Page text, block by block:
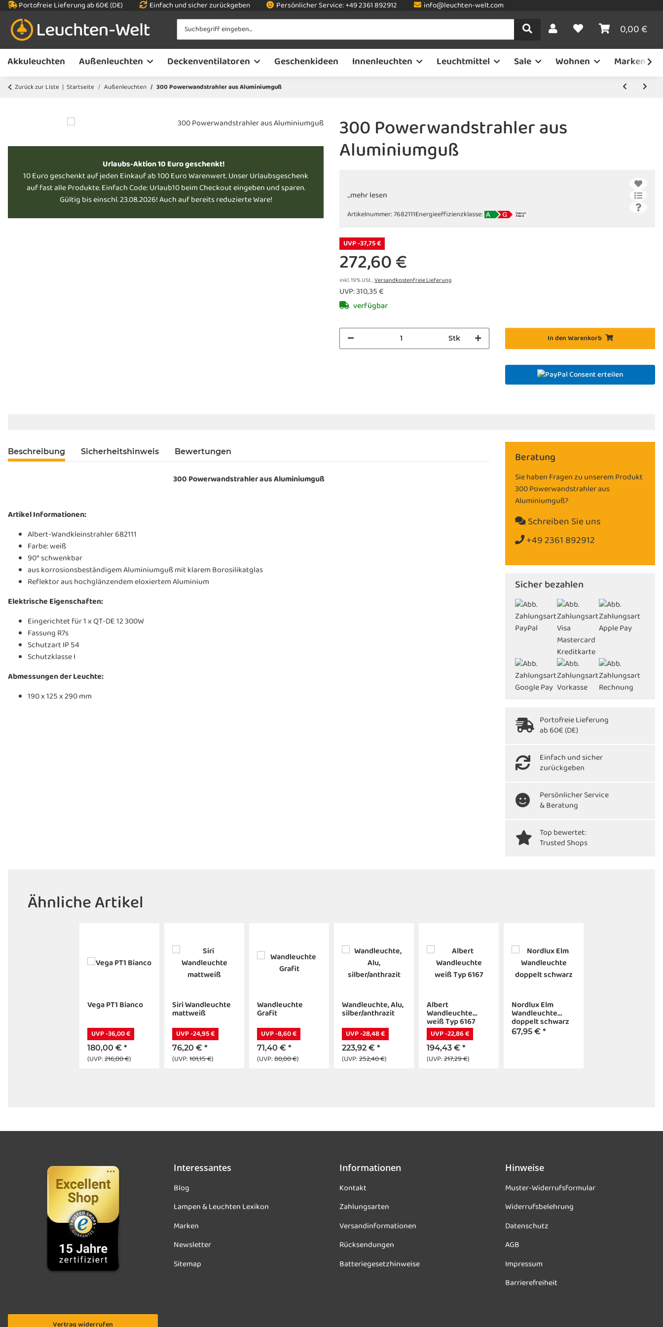
Portofreie Lieferung ab 60€ (DE) Einfach und sicher zurückgeben Persönlicher Service:+49 2361 892912 info@leuchten-welt.com
0,00 €
Akkuleuchten Außenleuchten Deckenventilatoren Geschenkideen Innenleuchten Leuchtmittel Sale Wohnen Marken
Zurück zur Liste Startseite Außenleuchten 300 Powerwandstrahler aus Aluminiumguß
Urlaubs-Aktion 10 Euro geschenkt!
10 Euro geschenkt auf jeden Einkauf ab 100 Euro Warenwert. Unser Urlaubsgeschenk
auf fast alle Produkte. Einfach Code: Urlaub10 beim Checkout eingeben und sparen.
Gültig bis einschl. 23.08.2026! Auch auf bereits reduzierte Ware!
300 Powerwandstrahler aus
Aluminiumguß
...mehr lesen
Artikelnummer:7682111Energieeffizienzklasse:
UVP -37,75 €
272,60 €
inkl. 19% USt. ,Versandkostenfreie Lieferung
UVP:310,35 €
verfügbar
Stk In den Warenkorb
Consent erteilen
Beschreibung Sicherheitshinweis Bewertungen
300 Powerwandstrahler aus Aluminiumguß
Artikel Informationen:
Albert-Wandkleinstrahler 682111
Farbe: weiß
90° schwenkbar
aus korrosionsbeständigem Aluminiumguß mit klarem Borosilikatglas
Reflektor aus hochglänzendem eloxiertem Aluminium
Elektrische Eigenschaften:
Eingerichtet für 1 x QT-DE 12 300W
Fassung R7s
Schutzart IP 54
Schutzklasse I
Abmessungen der Leuchte:
190 x 125 x 290 mm
Beratung
Sie haben Fragen zu unserem Produkt
300 Powerwandstrahler aus
Aluminiumguß?
Schreiben Sie uns
+49 2361 892912
Sicher bezahlen
Portofreie Lieferung
ab 60€ (DE)
Einfach und sicher
zurückgeben
Persönlicher Service
& Beratung
Top bewertet:
Trusted Shops
Ähnliche Artikel
Vega PT1 Bianco
UVP -36,00 €
180,00 € *
(UVP:216,00 €)
Siri Wandleuchte
mattweiß
UVP -24,95 €
76,20 € *
(UVP:101,15 €)
Wandleuchte
Grafit
UVP -8,60 €
71,40 € *
(UVP:80,00 €)
Wandleuchte, Alu,
silber/anthrazit
UVP -28,48 €
223,92 € *
(UVP:252,40 €)
Albert
Wandleuchte
weiß Typ 6167
UVP -22,86 €
194,43 € *
(UVP:217,29 €)
Nordlux Elm
Wandleuchte
doppelt schwarz
67,95 € *
Interessantes
Blog
Lampen & Leuchten Lexikon
Marken
Newsletter
Sitemap
Informationen
Kontakt
Zahlungsarten
Versandinformationen
Rücksendungen
Batteriegesetzhinweise
Hinweise
Muster-Widerrufsformular
Widerrufsbelehrung
Datenschutz
AGB
Impressum
Barrierefreiheit